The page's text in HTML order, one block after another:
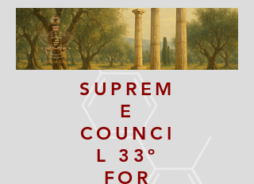
SUPREM
E
COUNCI
L 33º
FOR